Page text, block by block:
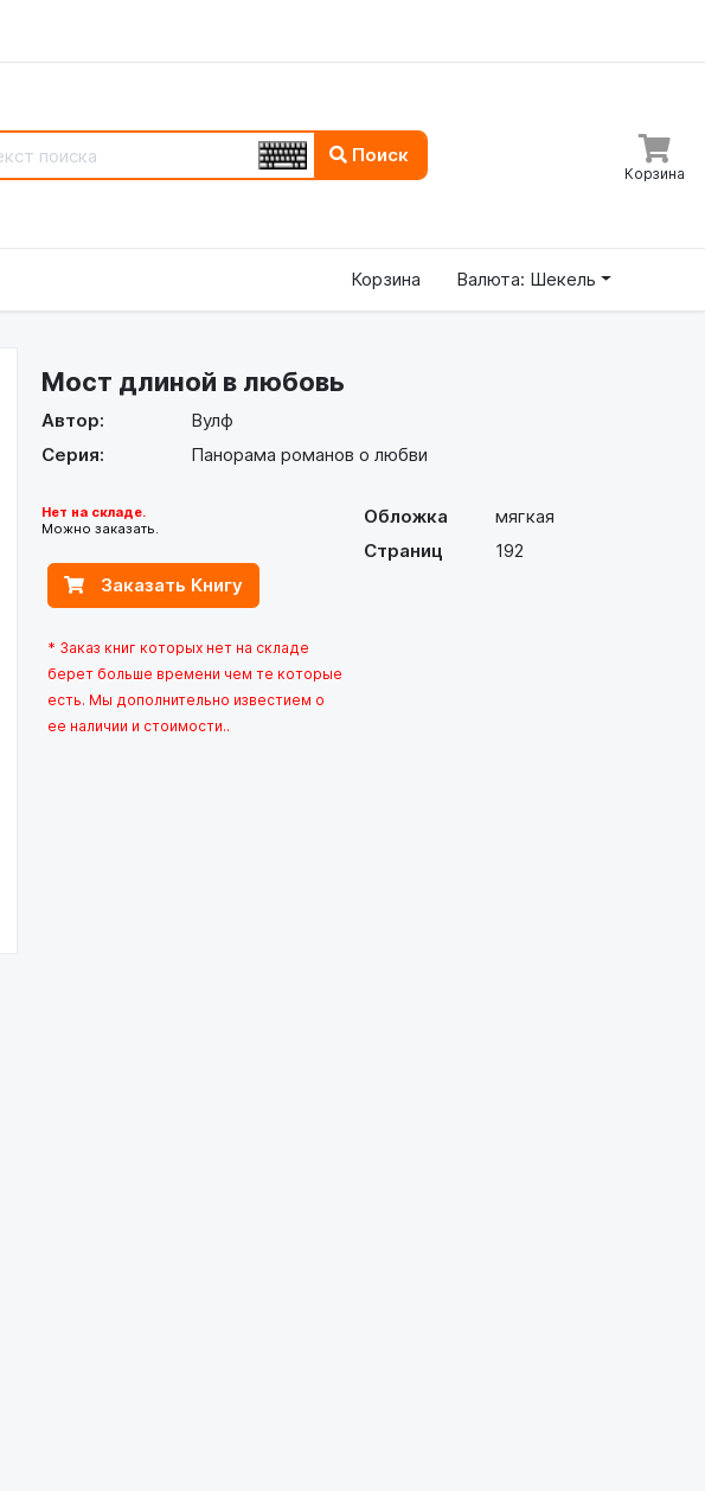
Поиск
Корзина
Корзина Валюта: Шекель
Мост длиной в любовь
Автор:
Вулф
Серия:
Панорама романов о любви
Обложка
мягкая
Страниц
192
Нет на складе.
Можно заказать.
Заказать Книгу
* Заказ книг которых нет на складе
берет больше времени чем те которые
есть. Мы дополнительно известием о
ее наличии и стоимости..